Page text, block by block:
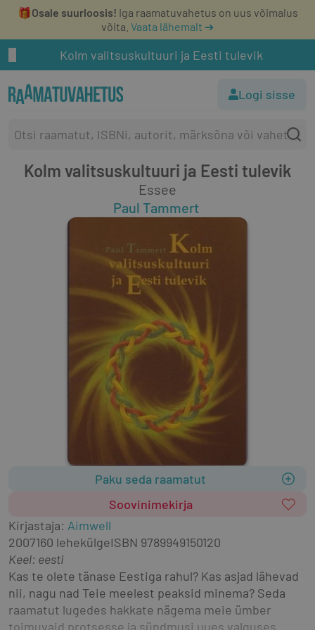
🎁Osale suurloosis! Iga raamatuvahetus on uus võimalus
võita. Vaata lähemalt ➔
Kolm valitsuskultuuri ja Eesti tulevik
Logi sisse
Kolm valitsuskultuuri ja Eesti tulevik
Essee
Paul Tammert
Paku seda raamatut
Soovinimekirja
Kirjastaja: Aimwell
2007160 lehekülgeISBN 9789949150120
Keel: eesti
Kas te olete tänase Eestiga rahul? Kas asjad lähevad
nii, nagu nad Teie meelest peaksid minema? Seda
raamatut lugedes hakkate nägema meie ümber
toimuvaid protsesse ja sündmusi uues valguses.